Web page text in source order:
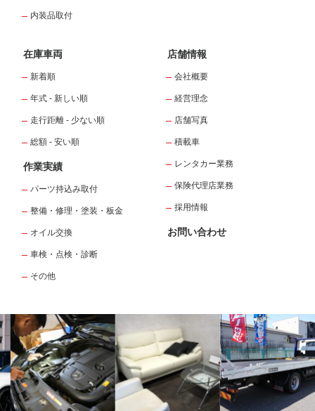
内装品取付
在庫車両
新着順
年式 - 新しい順
走行距離 - 少ない順
総額 - 安い順
作業実績
パーツ持込み取付
整備・修理・塗装・板金
オイル交換
車検・点検・診断
その他
店舗情報
会社概要
経営理念
店舗写真
積載車
レンタカー業務
保険代理店業務
採用情報
お問い合わせ